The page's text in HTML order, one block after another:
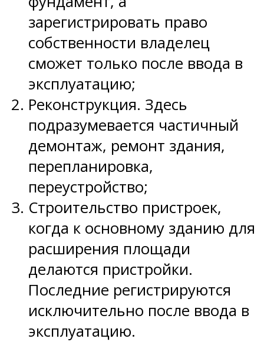
зарегистрировать право
собственности владелец
сможет только после ввода в
эксплуатацию;
Реконструкция. Здесь
подразумевается частичный
демонтаж, ремонт здания,
перепланировка,
переустройство;
Строительство пристроек,
когда к основному зданию для
расширения площади
делаются пристройки.
Последние регистрируются
исключительно после ввода в
эксплуатацию.